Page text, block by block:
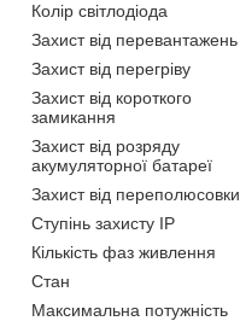
Колір світлодіода
Захист від перевантажень
Захист від перегріву
Захист від короткого
замикання
Захист від розряду
акумуляторної батареї
Захист від переполюсовки
Ступінь захисту IP
Кількість фаз живлення
Стан
Максимальна потужність